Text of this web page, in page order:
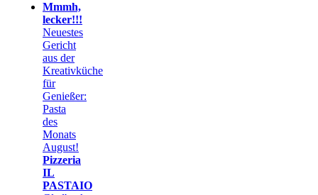
Mmmh,
lecker!!!
Neuestes
Gericht
aus der
Kreativküche
für
Genießer:
Pasta
des
Monats
August!
Pizzeria
IL
PASTAIO